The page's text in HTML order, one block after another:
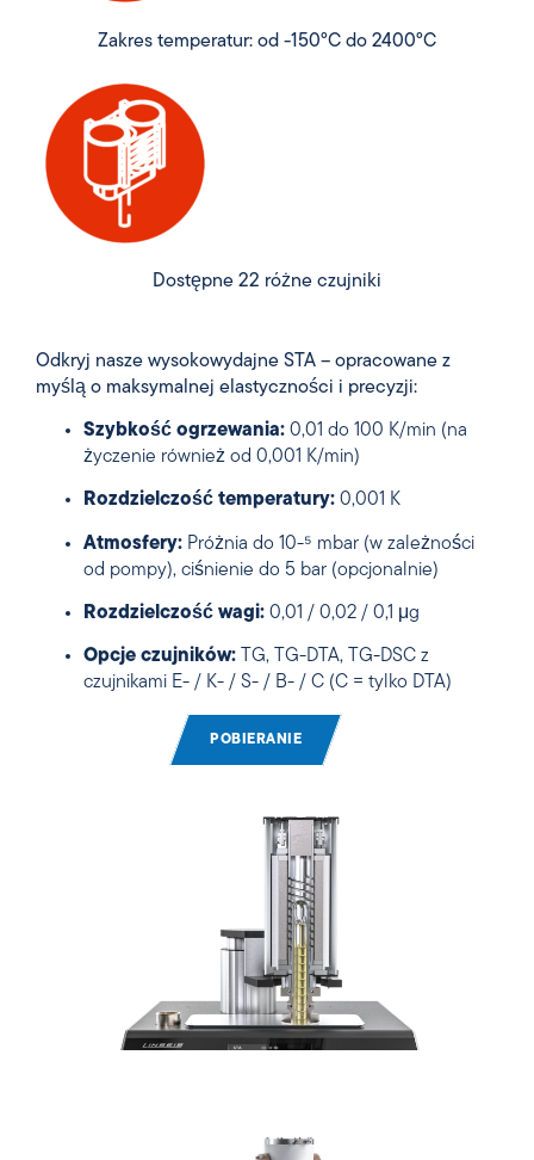
Zakres temperatur: od -150°C do 2400°C
Dostępne 22 różne czujniki
Odkryj nasze wysokowydajne STA – opracowane z
myślą o maksymalnej elastyczności i precyzji:
Szybkość ogrzewania: 0,01 do 100 K/min (na
życzenie również od 0,001 K/min)
Rozdzielczość temperatury: 0,001 K
Atmosfery: Próżnia do 10-⁵ mbar (w zależności
od pompy), ciśnienie do 5 bar (opcjonalnie)
Rozdzielczość wagi: 0,01 / 0,02 / 0,1 μg
Opcje czujników: TG, TG-DTA, TG-DSC z
czujnikami E- / K- / S- / B- / C (C = tylko DTA)
POBIERANIE